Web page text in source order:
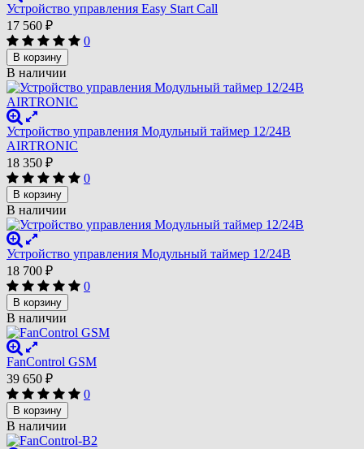
Устройство управления Easy Start Call
17 560 ₽
0
В корзину
В наличии
Устройство управления Модульный таймер 12/24В
AIRTRONIC
18 350 ₽
0
В корзину
В наличии
Устройство управления Модульный таймер 12/24В
18 700 ₽
0
В корзину
В наличии
FanControl GSM
39 650 ₽
0
В корзину
В наличии